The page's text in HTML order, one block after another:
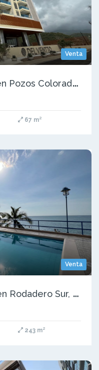
Venta
S
e vende apartamento en Pozos Colorados, Santa Marta
67 m²
Venta
S
e vende Apartamento en Rodadero Sur, Santa Marta
243 m²